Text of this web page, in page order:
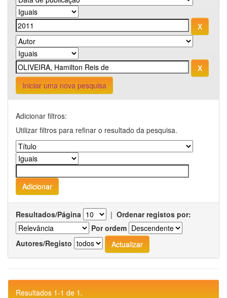
Iniciar uma nova pesquisa
Adicionar filtros:
Utilizar filtros para refinar o resultado da pesquisa.
Resultados/Página | Ordenar registos por:
Por ordem
Autores/Registo
Resultados 1-1 de 1.